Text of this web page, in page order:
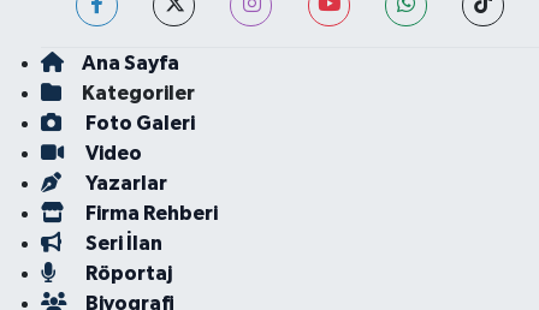
Ana Sayfa
Kategoriler
Foto Galeri
Video
Yazarlar
Firma Rehberi
Seri İlan
Röportaj
Biyografi